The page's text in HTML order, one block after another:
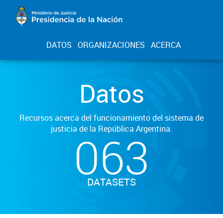
DATOS ORGANIZACIONES ACERCA
Datos
Recursos acerca del funcionamiento del sistema de
justicia de la República Argentina.
063
DATASETS